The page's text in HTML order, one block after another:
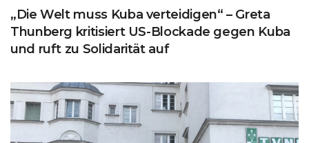
„Die Welt muss Kuba verteidigen“ – Greta
Thunberg kritisiert US-Blockade gegen Kuba
und ruft zu Solidarität auf